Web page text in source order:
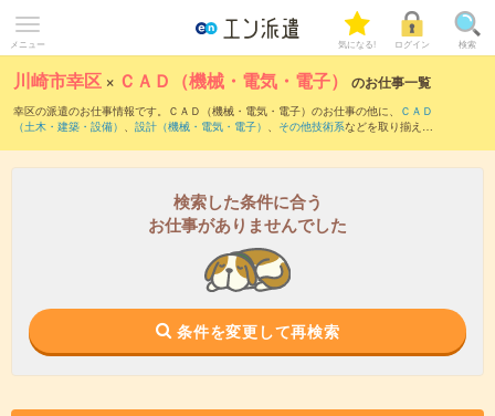
メニュー 気になる! ログイン 検索
川崎市幸区 × ＣＡＤ（機械・電気・電子） のお仕事一覧
幸区の派遣のお仕事情報です。ＣＡＤ（機械・電気・電子）のお仕事の他に、
ＣＡＤ
（土木・建築・設備） 、 設計（機械・電気・電子） 、 その他技術系などを取り揃えて
検索した条件に合う
お仕事がありませんでした
条件を変更して再検索